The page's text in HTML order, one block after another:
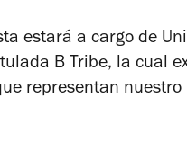
estará a cargo de
B Tribe, la cual
representan